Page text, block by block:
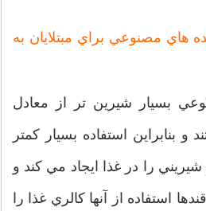
هاي مصنوعي براي مبتلايان به
بسيار شيرين تر از معادل
بنابراين استفاده بسيار كمتر
را در غذا ايجاد مي كند و
استفاده از آنها كالري غذا را